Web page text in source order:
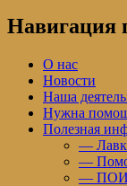
Навигация
О нас
Новости
Наша
Нужна
Полезная
—
—
—